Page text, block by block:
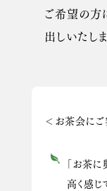
ご希望の方
出しいたしま
＜お茶会に
「お茶
高く感